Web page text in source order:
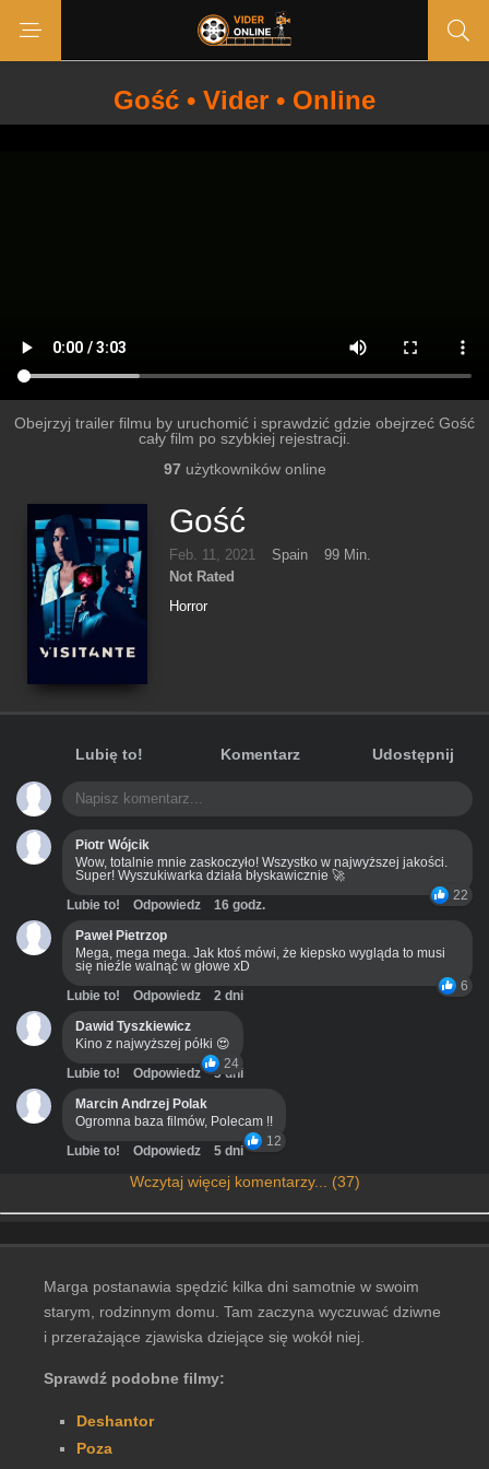
Gość • Vider • Online
Obejrzyj trailer filmu by uruchomić i sprawdzić gdzie obejrzeć Gość
cały film po szybkiej rejestracji.
97 użytkowników online
Gość
Feb. 11, 2021 Spain
99 Min.
Not Rated
Horror
Lubię to! Komentarz Udostępnij
Piotr Wójcik
Wow, totalnie mnie zaskoczyło! Wszystko w najwyższej jakości.
Super! Wyszukiwarka działa błyskawicznie 🚀
22
Lubie to! Odpowiedz
16 godz.
Paweł Pietrzop
Mega, mega mega. Jak ktoś mówi, że kiepsko wygląda to musi
się nieźle walnąć w głowe xD
6
Lubie to! Odpowiedz
2 dni
Dawid Tyszkiewicz
Kino z najwyższej półki 😍
24
Lubie to! Odpowiedz
3 dni
Marcin Andrzej Polak
Ogromna baza filmów, Polecam !!
12
Lubie to! Odpowiedz 5 dni
Wczytaj więcej komentarzy... (37)
Marga postanawia spędzić kilka dni samotnie w swoim
starym, rodzinnym domu. Tam zaczyna wyczuwać dziwne
i przerażające zjawiska dziejące się wokół niej.
Sprawdź podobne filmy:
Deshantor
Poza